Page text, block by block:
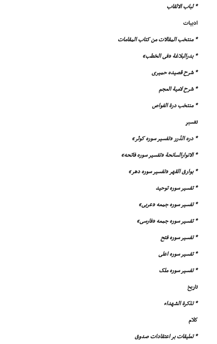
* لباب الالقاب
ادبیات
* منتخب المقالات من کتاب المقامات
* بدرالبلاغة «فى الخطب»
* شرح قصیده حمیرى
* شرح لامیة العجم
* منتخب درة الفواص
تفسیر
* دره الدّرر «تفسیر سوره کوثر»
* الانوارالسانحة «تفسیر سوره فاتحه»
* بوارق القهر «تفسیر سوره دهر»
* تفسیر سوره توحید
* تفسیر سوره جمعه «عربى»
* تفسیر سوره جمعه «فارسى»
* تفسیر سوره فتح
* تفسیر سوره اعلى
* تفسیر سوره ملک
تاریخ
* تذکرة الشهداء
کلام
* تعلیقات بر اعتقادات صدوق